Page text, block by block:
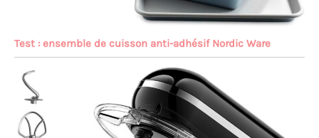
Test : ensemble de cuisson anti-adhésif Nordic Ware